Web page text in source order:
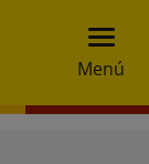
Menú